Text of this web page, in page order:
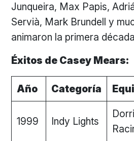
Junqueira, Max Papis,
Servià, Mark Brundell y
animaron la primera
Éxitos de Casey Mears:
Año Categoría
1999 Indy Lights